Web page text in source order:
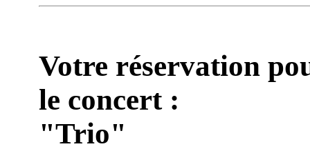
Votre réservation
le concert :
"Trio"